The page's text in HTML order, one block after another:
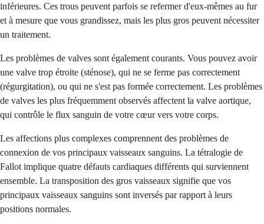
inférieures. Ces trous peuvent parfois se refermer d'eux-mêmes au fur
et à mesure que vous grandissez, mais les plus gros peuvent nécessiter
un traitement.
Les problèmes de valves sont également courants. Vous pouvez avoir
une valve trop étroite (sténose), qui ne se ferme pas correctement
(régurgitation), ou qui ne s'est pas formée correctement. Les problèmes
de valves les plus fréquemment observés affectent la valve aortique,
qui contrôle le flux sanguin de votre cœur vers votre corps.
Les affections plus complexes comprennent des problèmes de
connexion de vos principaux vaisseaux sanguins. La tétralogie de
Fallot implique quatre défauts cardiaques différents qui surviennent
ensemble. La transposition des gros vaisseaux signifie que vos
principaux vaisseaux sanguins sont inversés par rapport à leurs
positions normales.